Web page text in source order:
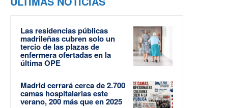
Las residencias públicas
madrileñas cubren solo un
tercio de las plazas de
enfermera ofertadas en la
última OPE
Madrid cerrará cerca de 2.700
camas hospitalarias este
verano, 200 más que en 2025